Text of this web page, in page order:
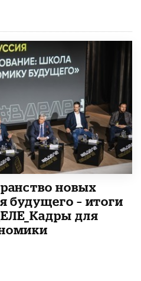
новых
будущего – итоги
для